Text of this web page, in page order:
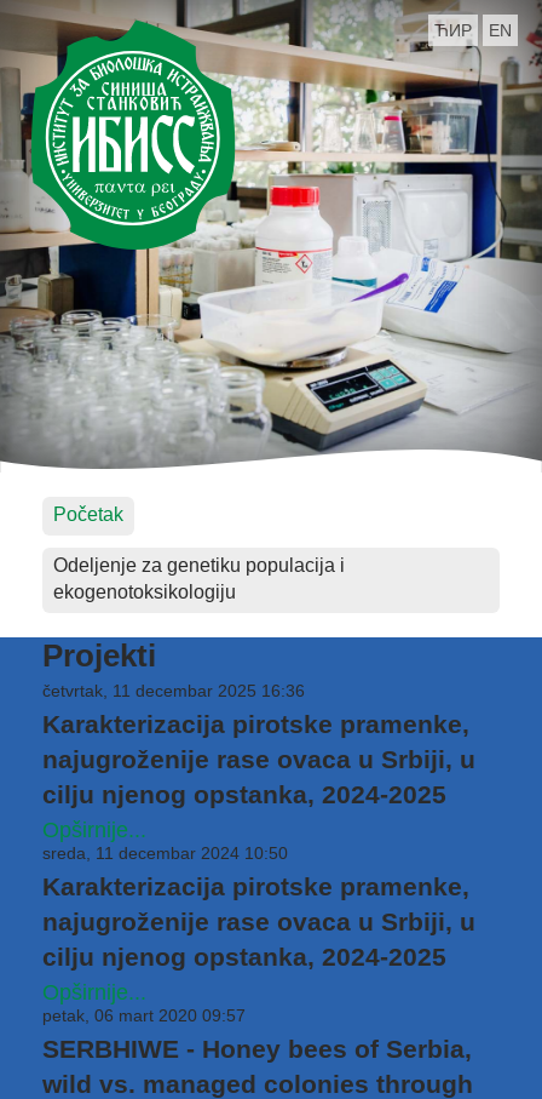
ЋИР EN
Početak
Odeljenje za genetiku populacija i
ekogenotoksikologiju
Projekti
četvrtak, 11 decembar 2025 16:36
Karakterizacija pirotske pramenke,
najugroženije rase ovaca u Srbiji, u
cilju njenog opstanka, 2024-2025
Opširnije...
sreda, 11 decembar 2024 10:50
Karakterizacija pirotske pramenke,
najugroženije rase ovaca u Srbiji, u
cilju njenog opstanka, 2024-2025
Opširnije...
petak, 06 mart 2020 09:57
SERBHIWE - Honey bees of Serbia,
wild vs. managed colonies through